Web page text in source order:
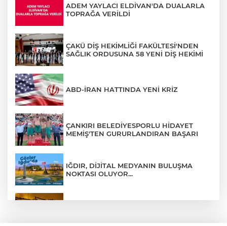
ADEM YAYLACI ELDİVAN'DA DUALARLA
TOPRAĞA VERİLDİ
ÇAKÜ DİŞ HEKİMLİĞİ FAKÜLTESİ'NDEN
SAĞLIK ORDUSUNA 58 YENİ DİŞ HEKİMİ
ABD-İRAN HATTINDA YENİ KRİZ
ÇANKIRI BELEDİYESPORLU HİDAYET
MEMİŞ'TEN GURURLANDIRAN BAŞARI
IĞDIR, DİJİTAL MEDYANIN BULUŞMA
NOKTASI OLUYOR...